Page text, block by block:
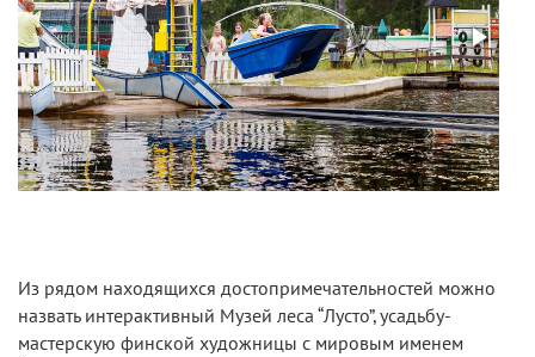
Из рядом находящихся достопримечательностей можно
назвать интерактивный Музей леса “Лусто”, усадьбу-
мастерскую финской художницы с мировым именем